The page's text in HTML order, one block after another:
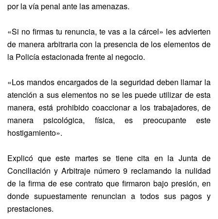
por la vía penal ante las amenazas.
«Si no firmas tu renuncia, te vas a la cárcel» les advierten
de manera arbitraria con la presencia de los elementos de
la Policía estacionada frente al negocio.
«Los mandos encargados de la seguridad deben llamar la
atención a sus elementos no se les puede utilizar de esta
manera, está prohibido coaccionar a los trabajadores, de
manera psicológica, física, es preocupante este
hostigamiento».
Explicó que este martes se tiene cita en la Junta de
Conciliación y Arbitraje número 9 reclamando la nulidad
de la firma de ese contrato que firmaron bajo presión, en
donde supuestamente renuncian a todos sus pagos y
prestaciones.